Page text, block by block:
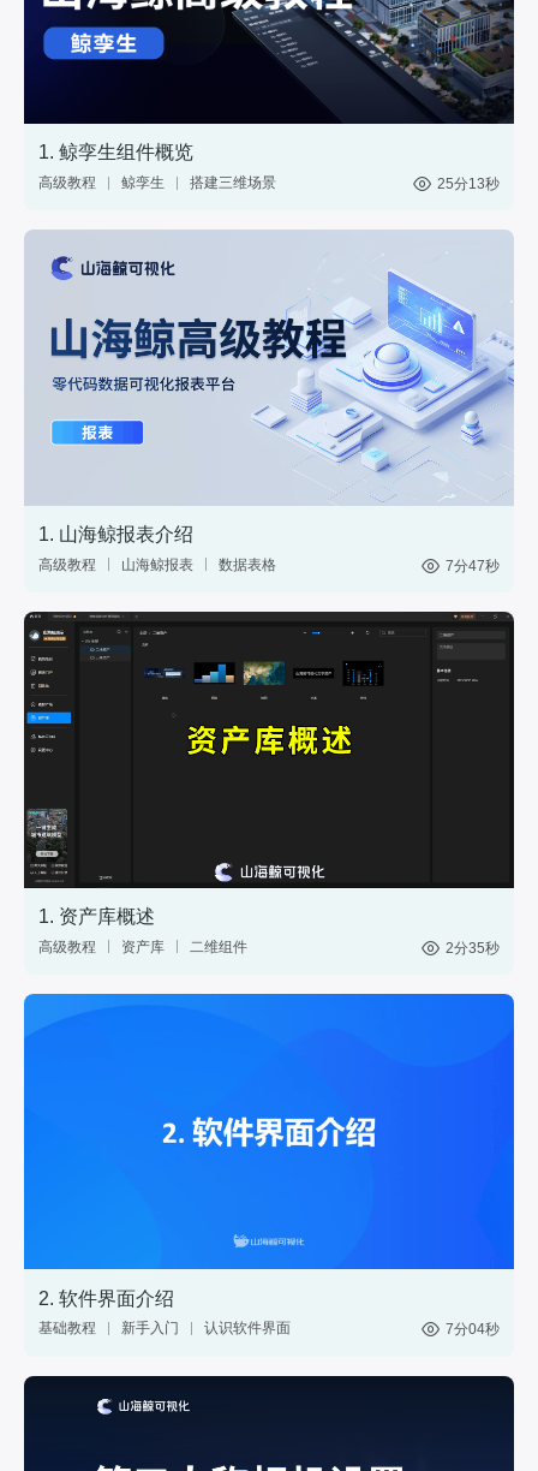
1. 鲸孪生组件概览
高级教程 鲸孪生
搭建三维场景
25分13秒
1. 山海鲸报表介绍
高级教程 山海鲸报表
数据表格
7分47秒
1. 资产库概述
高级教程 资产库
二维组件
2分35秒
2. 软件界面介绍
基础教程 新手入门
认识软件界面
7分04秒